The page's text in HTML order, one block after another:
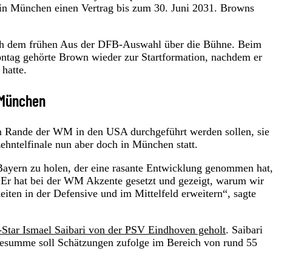
München einen Vertrag bis zum 30. Juni 2031. Browns
dem frühen Aus der DFB-Auswahl über die Bühne. Beim
gehörte Brown wieder zur Startformation, nachdem er
der WM in den USA durchgeführt werden sollen, sie
nun aber doch in München statt.
zu holen, der eine rasante Entwicklung genommen hat,
hat bei der WM Akzente gesetzt und gezeigt, warum wir
in der Defensive und im Mittelfeld erweitern“, sagte
Ismael Saibari von der PSV Eindhoven geholt. Saibari
soll Schätzungen zufolge im Bereich von rund 55